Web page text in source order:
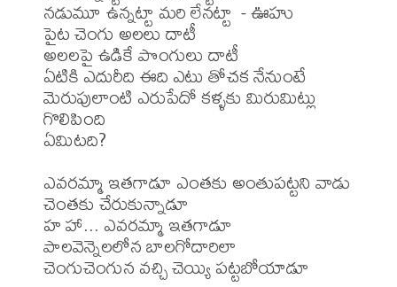
నడుమూ ఉన్నట్టా మరి లేనట్టా  - ఊహు
పైట చెంగు అలలు దాటీ
అలలపై ఉడికే పొంగులు దాటీ
ఏటికి ఎదురీది ఈది ఎటు తోచక నేనుంటే
మెరుపులాంటి ఎరుపేదో కళ్ళకు మిరుమిట్లు
గొలిపింది
ఏమిటది?
ఎవరమ్మా ఇతగాడూ ఎంతకు అంతుపట్టని వాడు
చెంతకు చేరుకున్నాడూ
హ హా... ఎవరమ్మా ఇతగాడూ
పాలవెన్నెలలోన బాలగోదారిలా
చెంగుచెంగున వచ్చి చెయ్యి పట్టబోయాడూ